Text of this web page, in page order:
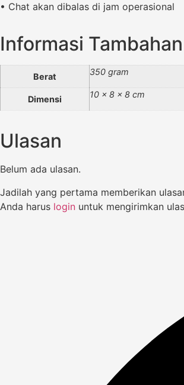
• Chat akan dibalas di jam operasional
Informasi Tambahan
Berat 350 gram
Dimensi 10 × 8 × 8 cm
Ulasan
Belum ada ulasan.
Jadilah yang pertama memberikan
Anda harus login untuk mengirimkan